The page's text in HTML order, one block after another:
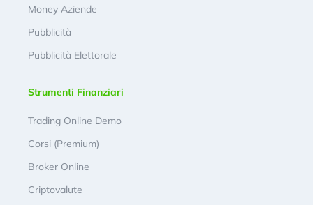
Money Aziende
Pubblicità
Pubblicità Elettorale
Strumenti Finanziari
Trading Online Demo
Corsi (Premium)
Broker Online
Criptovalute